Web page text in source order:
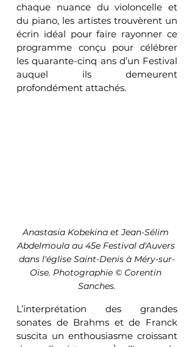
chaque nuance du violoncelle et
du piano, les artistes trouvèrent un
écrin idéal pour faire rayonner ce
programme conçu pour célébrer
les quarante-cinq ans d’un Festival
auquel ils demeurent
profondément attachés.
Anastasia Kobekina et Jean-Sélim
Abdelmoula au 45e Festival d'Auvers
dans l'église Saint-Denis à Méry-sur-
Oise. Photographie © Corentin
Sanches.
L’interprétation des grandes
sonates de Brahms et de Franck
suscita un enthousiasme croissant